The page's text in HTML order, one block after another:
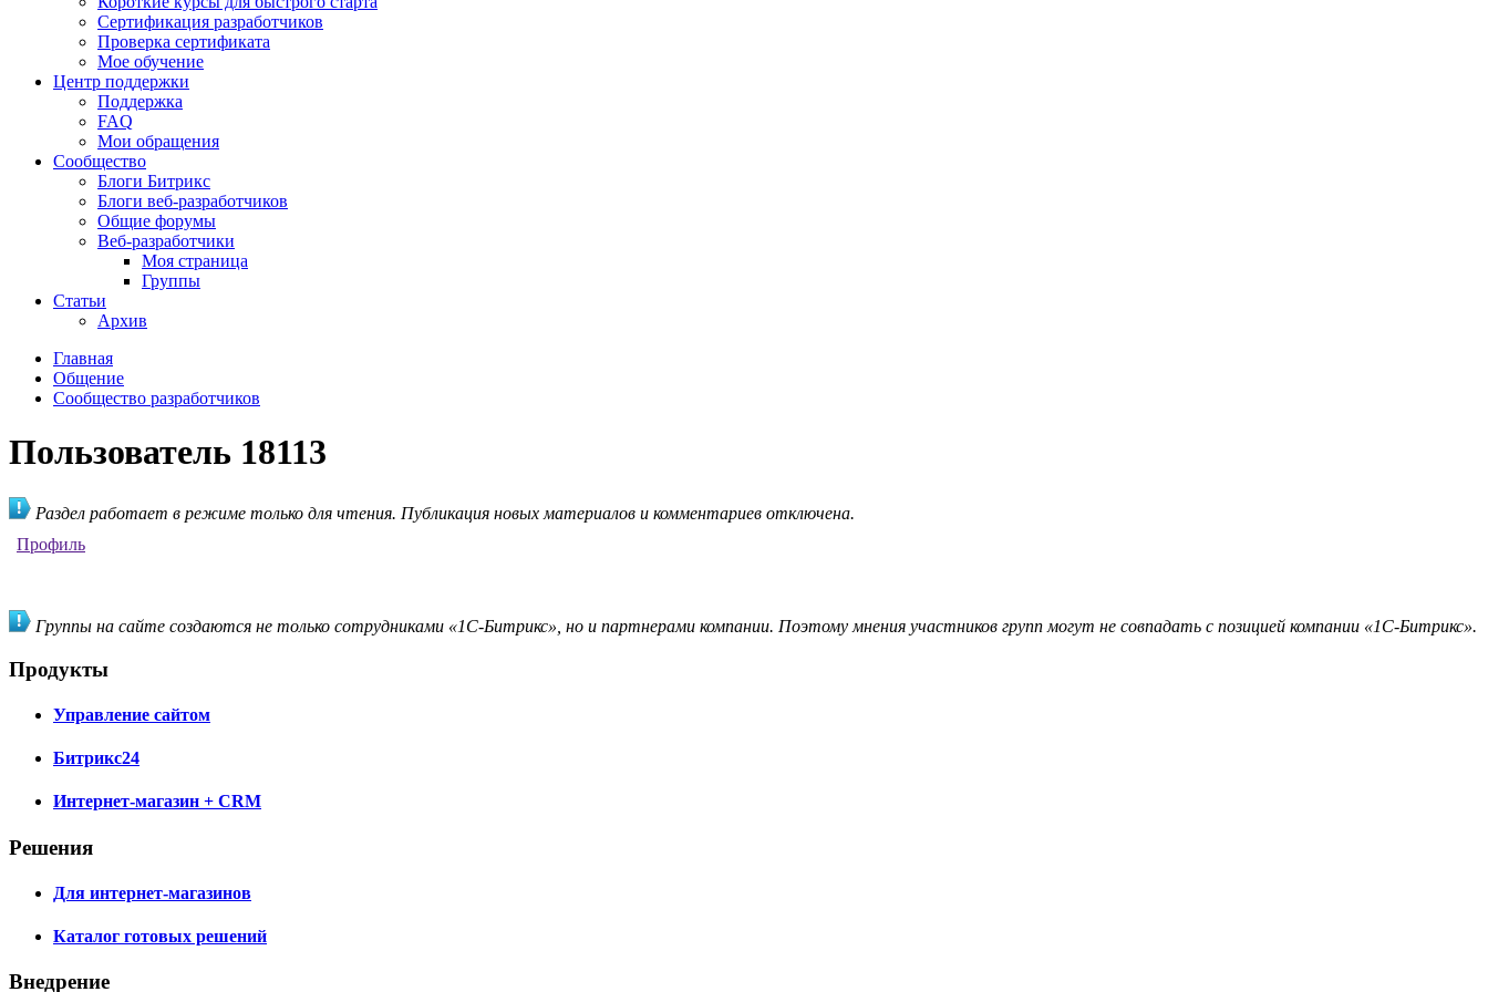
Сертификация разработчиков
Проверка сертификата
Мое обучение
Центр поддержки
Поддержка
FAQ
Мои обращения
Сообщество
Блоги Битрикс
Блоги веб-разработчиков
Общие форумы
Веб-разработчики
Моя страница
Группы
Статьи
Архив
Главная
Общение
Сообщество разработчиков
Пользователь 18113
Раздел работает в режиме только для чтения. Публикация новых материалов и комментариев отключена.
Профиль
Группы на сайте создаются не только сотрудниками «1С-Битрикс», но и партнерами компании. Поэтому мнения участников групп могут не совпадать с позицией компании «1С-Битрикс».
Продукты
Управление сайтом
Битрикс24
Интернет-магазин + CRM
Решения
Для интернет-магазинов
Каталог готовых решений
Внедрение